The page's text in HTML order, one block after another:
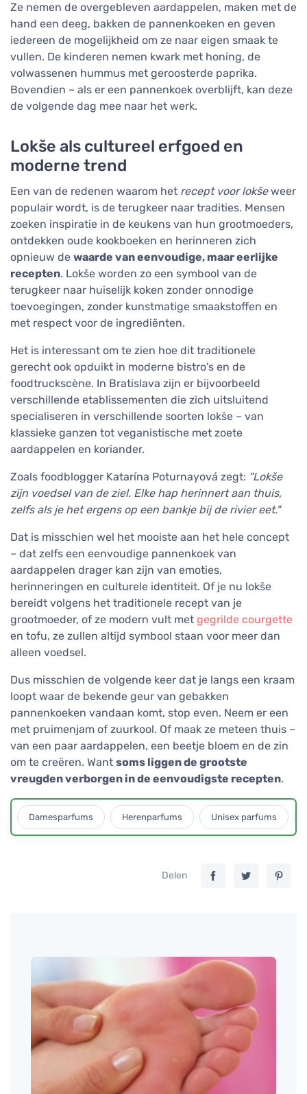
Ze nemen de overgebleven aardappelen, maken met de
hand een deeg, bakken de pannenkoeken en geven
iedereen de mogelijkheid om ze naar eigen smaak te
vullen. De kinderen nemen kwark met honing, de
volwassenen hummus met geroosterde paprika.
Bovendien – als er een pannenkoek overblijft, kan deze
de volgende dag mee naar het werk.
Lokše als cultureel erfgoed en
moderne trend
Een van de redenen waarom het recept voor lokšeweer
populair wordt, is de terugkeer naar tradities. Mensen
zoeken inspiratie in de keukens van hun grootmoeders,
ontdekken oude kookboeken en herinneren zich
opnieuw de waarde van eenvoudige, maar eerlijke
recepten. Lokše worden zo een symbool van de
terugkeer naar huiselijk koken zonder onnodige
toevoegingen, zonder kunstmatige smaakstoffen en
met respect voor de ingrediënten.
Het is interessant om te zien hoe dit traditionele
gerecht ook opduikt in moderne bistro's en de
foodtruckscène. In Bratislava zijn er bijvoorbeeld
verschillende etablissementen die zich uitsluitend
specialiseren in verschillende soorten lokše – van
klassieke ganzen tot veganistische met zoete
aardappelen en koriander.
Zoals foodblogger Katarína Poturnayová zegt: "Lokše
zijn voedsel van de ziel. Elke hap herinnert aan thuis,
zelfs als je het ergens op een bankje bij de rivier eet."
Dat is misschien wel het mooiste aan het hele concept
– dat zelfs een eenvoudige pannenkoek van
aardappelen drager kan zijn van emoties,
herinneringen en culturele identiteit. Of je nu lokše
bereidt volgens het traditionele recept van je
grootmoeder, of ze modern vult met gegrilde courgette
en tofu, ze zullen altijd symbool staan voor meer dan
alleen voedsel.
Dus misschien de volgende keer dat je langs een kraam
loopt waar de bekende geur van gebakken
pannenkoeken vandaan komt, stop even. Neem er een
met pruimenjam of zuurkool. Of maak ze meteen thuis –
van een paar aardappelen, een beetje bloem en de zin
om te creëren. Want soms liggen de grootste
vreugden verborgen in de eenvoudigste recepten.
Damesparfums Herenparfums Unisex parfums
Delen